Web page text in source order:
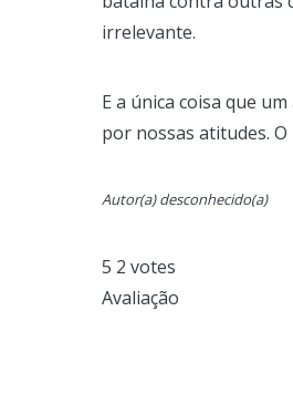
irrelevante.
E a única coisa que
por nossas atitudes.
Autor(a) desconhecido(a)
5 2 votes
Avaliação